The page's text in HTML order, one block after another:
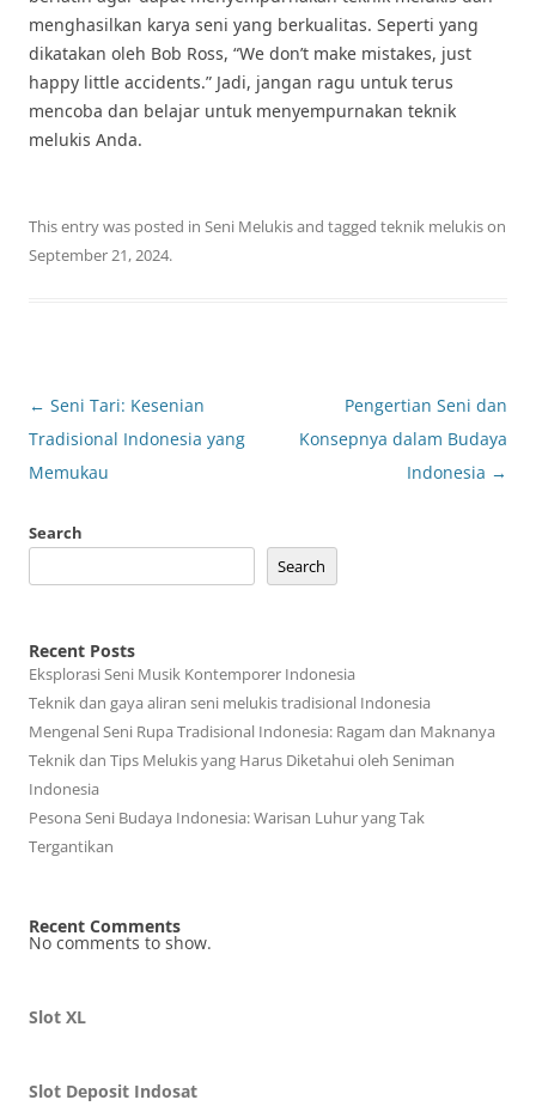
menghasilkan karya seni yang berkualitas. Seperti yang
dikatakan oleh Bob Ross, “We don’t make mistakes, just
happy little accidents.” Jadi, jangan ragu untuk terus
mencoba dan belajar untuk menyempurnakan teknik
melukis Anda.
This entry was posted in Seni Melukisand tagged teknik melukison
September 21, 2024.
Post
navigation
← Seni Tari: Kesenian
Tradisional Indonesia yang
Memukau
Pengertian Seni dan
Konsepnya dalam Budaya
Indonesia →
Search
Search
Recent Posts
Eksplorasi Seni Musik Kontemporer Indonesia
Teknik dan gaya aliran seni melukis tradisional Indonesia
Mengenal Seni Rupa Tradisional Indonesia: Ragam dan Maknanya
Teknik dan Tips Melukis yang Harus Diketahui oleh Seniman
Indonesia
Pesona Seni Budaya Indonesia: Warisan Luhur yang Tak
Tergantikan
Recent Comments
No comments to show.
Slot XL
Slot Deposit Indosat